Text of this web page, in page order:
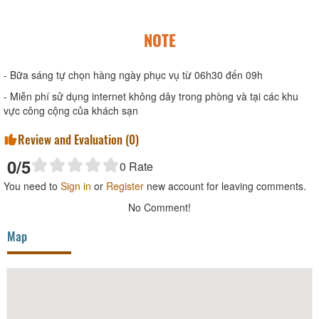
NOTE
- Bữa sáng tự chọn hàng ngày phục vụ từ 06h30 đến 09h
- Miễn phí sử dụng internet không dây trong phòng và tại các khu
vực công cộng của khách sạn
Review and Evaluation (0)
0/5 0 Rate
You need to Sign in or Register new account for leaving comments.
No Comment!
Map